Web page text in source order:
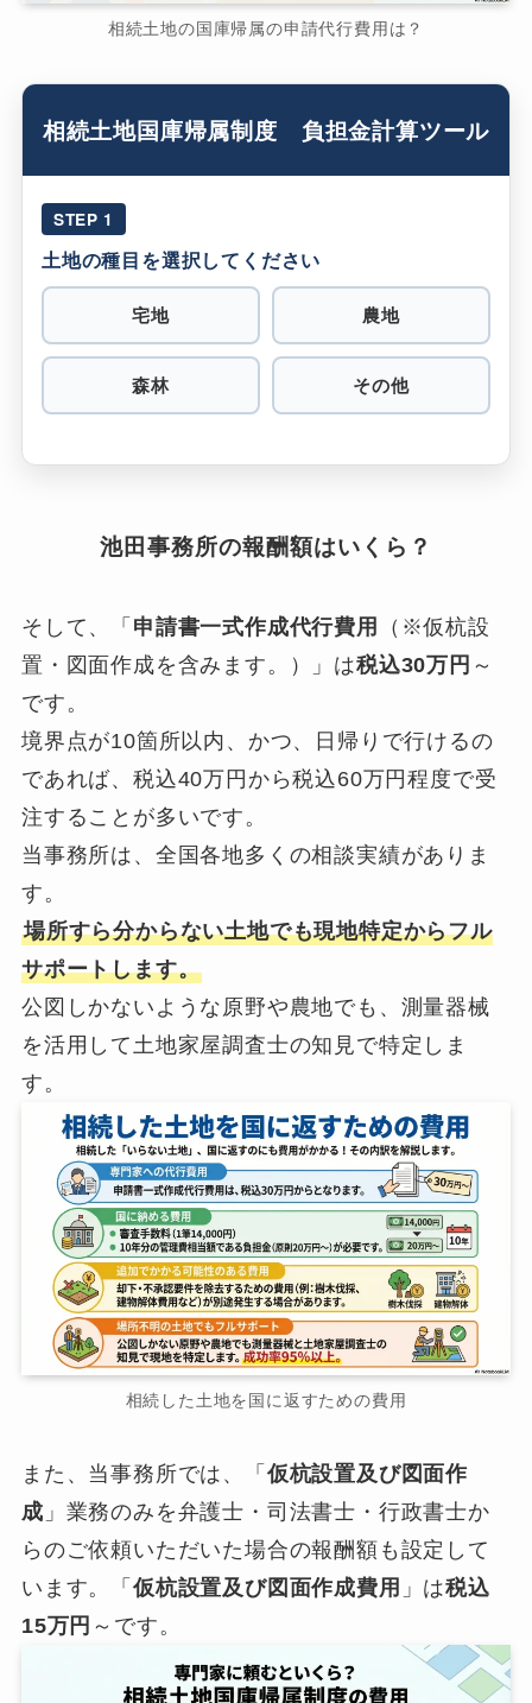
相続土地の国庫帰属の申請代行費用は？
相続土地国庫帰属制度 負担金計算ツール
STEP 1
土地の種目を選択してください
宅地 農地
森林 その他
池田事務所の報酬額はいくら？
そして、「 申請書一式作成代行費用
（※仮杭設
置・図面作成を含みます。）」は税込30万円 ～
です。
境界点が10箇所以内、かつ、日帰りで行けるの
であれば、税込40万円から税込60万円程度で受
注することが多いです。
当事務所は、全国各地多くの相談実績がありま
す。
場所すら分からない土地でも現地特定からフル
サポートします。
公図しかないような原野や農地でも、測量器械
を活用して土地家屋調査士の知見で特定しま
す。
相続した土地を国に返すための費用
また、当事務所では、「 仮杭設置及び図面作
成 」業務のみを弁護士・司法書士・行政書士か
らのご依頼いただいた場合の報酬額も設定して
います。「 仮杭設置及び図面作成費用 」は税込
15万円 ～です。